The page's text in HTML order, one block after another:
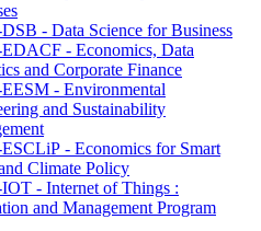
- Data Science for Business
- Economics, Data
and Corporate Finance
- Environmental
and Sustainability
- Economics for Smart
Climate Policy
- Internet of Things :
and Management Program